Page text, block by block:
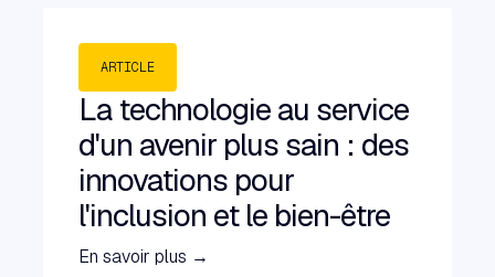
ARTICLE
La technologie au service
d'un avenir plus sain : des
innovations pour
l'inclusion et le bien-être
En savoir plus →